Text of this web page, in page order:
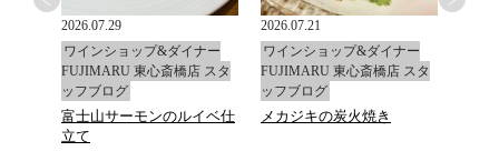
2026.07.29
ワインショップ&ダイナー
FUJIMARU 東心斎橋店 スタ
ッフブログ
富士山サーモンのルイベ仕
立て
2026.07.21
ワインショップ&ダイナー
FUJIMARU 東心斎橋店 スタ
ッフブログ
メカジキの炭火焼き